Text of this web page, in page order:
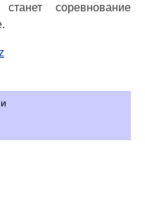
станет соревнование